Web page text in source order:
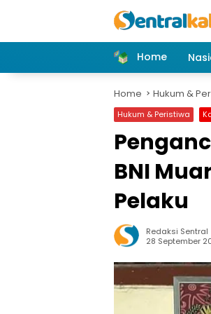
Home
Home Hukum &
Hukum & Peristiwa
BNI
Pelaku
Redaksi Sentral
28 September